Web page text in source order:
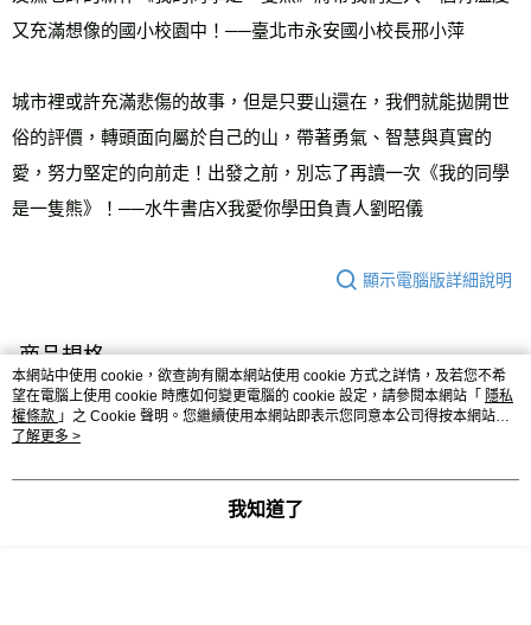
又充滿想像的國小校園中！──臺北市永安國小校長邢小萍
城市裡或許充滿悲傷的故事，但是只要山還在，我們就能拋開世
俗的評價，轉頭面向屬於自己的山，帶著勇氣、智慧與真實的
愛，努力堅定的向前走！出發之前，別忘了再讀一次《我的同學
是一隻熊》！──水牛書店X我愛你學田負責人劉昭儀
顯示電腦版詳細說明
商品規格
作者 張友漁
黑白平裝14.8x21
本網站中使用 cookie，欲查詢有關本網站使用 cookie 方式之詳情，及若您不希
望在電腦上使用 cookie 時應如何變更電腦的 cookie 設定，請參閱本網站「 隱私
權條款 」之 Cookie 聲明。您繼續使用本網站即表示您同意本公司得按本網站使
用條款之 Cookie 聲明使用 cookie。
了解更多 >
我知道了